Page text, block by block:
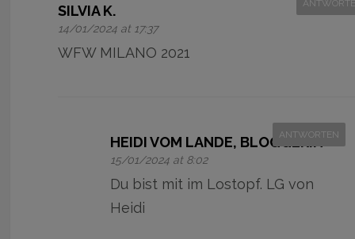
SILVIA K.
14/01/2024 at 17:37
WFW MILANO 2021
HEIDI VOM LANDE, BLOGGERIN
15/01/2024 at 8:02
ANTWORTEN
Du bist mit im Lostopf. LG von
Heidi